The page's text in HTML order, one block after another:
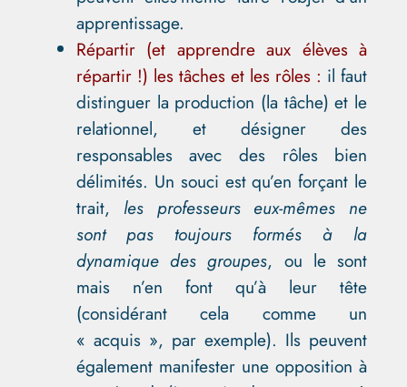
apprentissage.
Répartir (et apprendre aux élèves à
répartir !) les tâches et les rôles : il faut
distinguer la production (la tâche) et le
relationnel, et désigner des
responsables avec des rôles bien
délimités. Un souci est qu’en forçant le
trait, les professeurs eux-mêmes ne
sont pas toujours formés à la
dynamique des groupes, ou le sont
mais n’en font qu’à leur tête
(considérant cela comme un
« acquis », par exemple). Ils peuvent
également manifester une opposition à